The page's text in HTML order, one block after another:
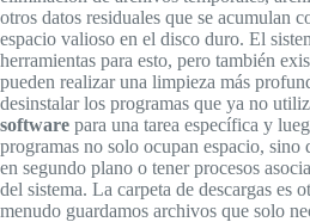
otros datos residuales que se acumulan
espacio valioso en el disco duro. El
herramientas para esto, pero también
pueden realizar una limpieza más
desinstalar los programas que ya no
software para una tarea específica y
programas no solo ocupan espacio, sino
en segundo plano o tener procesos
del sistema. La carpeta de descargas es
menudo guardamos archivos que solo